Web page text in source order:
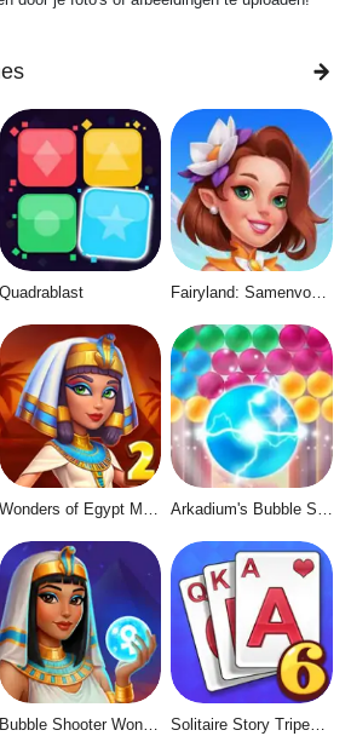
Quadrablast Fairyland: Samenvoegen & Magie
Bubble Shooter Wonders of Egypt Solitaire Story Tripeaks 6